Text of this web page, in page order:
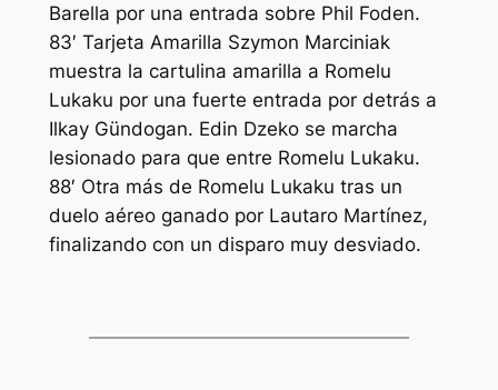
Barella por una entrada sobre Phil Foden.
83′ Tarjeta Amarilla Szymon Marciniak
muestra la cartulina amarilla a Romelu
Lukaku por una fuerte entrada por detrás a
Ilkay Gündogan. Edin Dzeko se marcha
lesionado para que entre Romelu Lukaku.
88′ Otra más de Romelu Lukaku tras un
duelo aéreo ganado por Lautaro Martínez,
finalizando con un disparo muy desviado.